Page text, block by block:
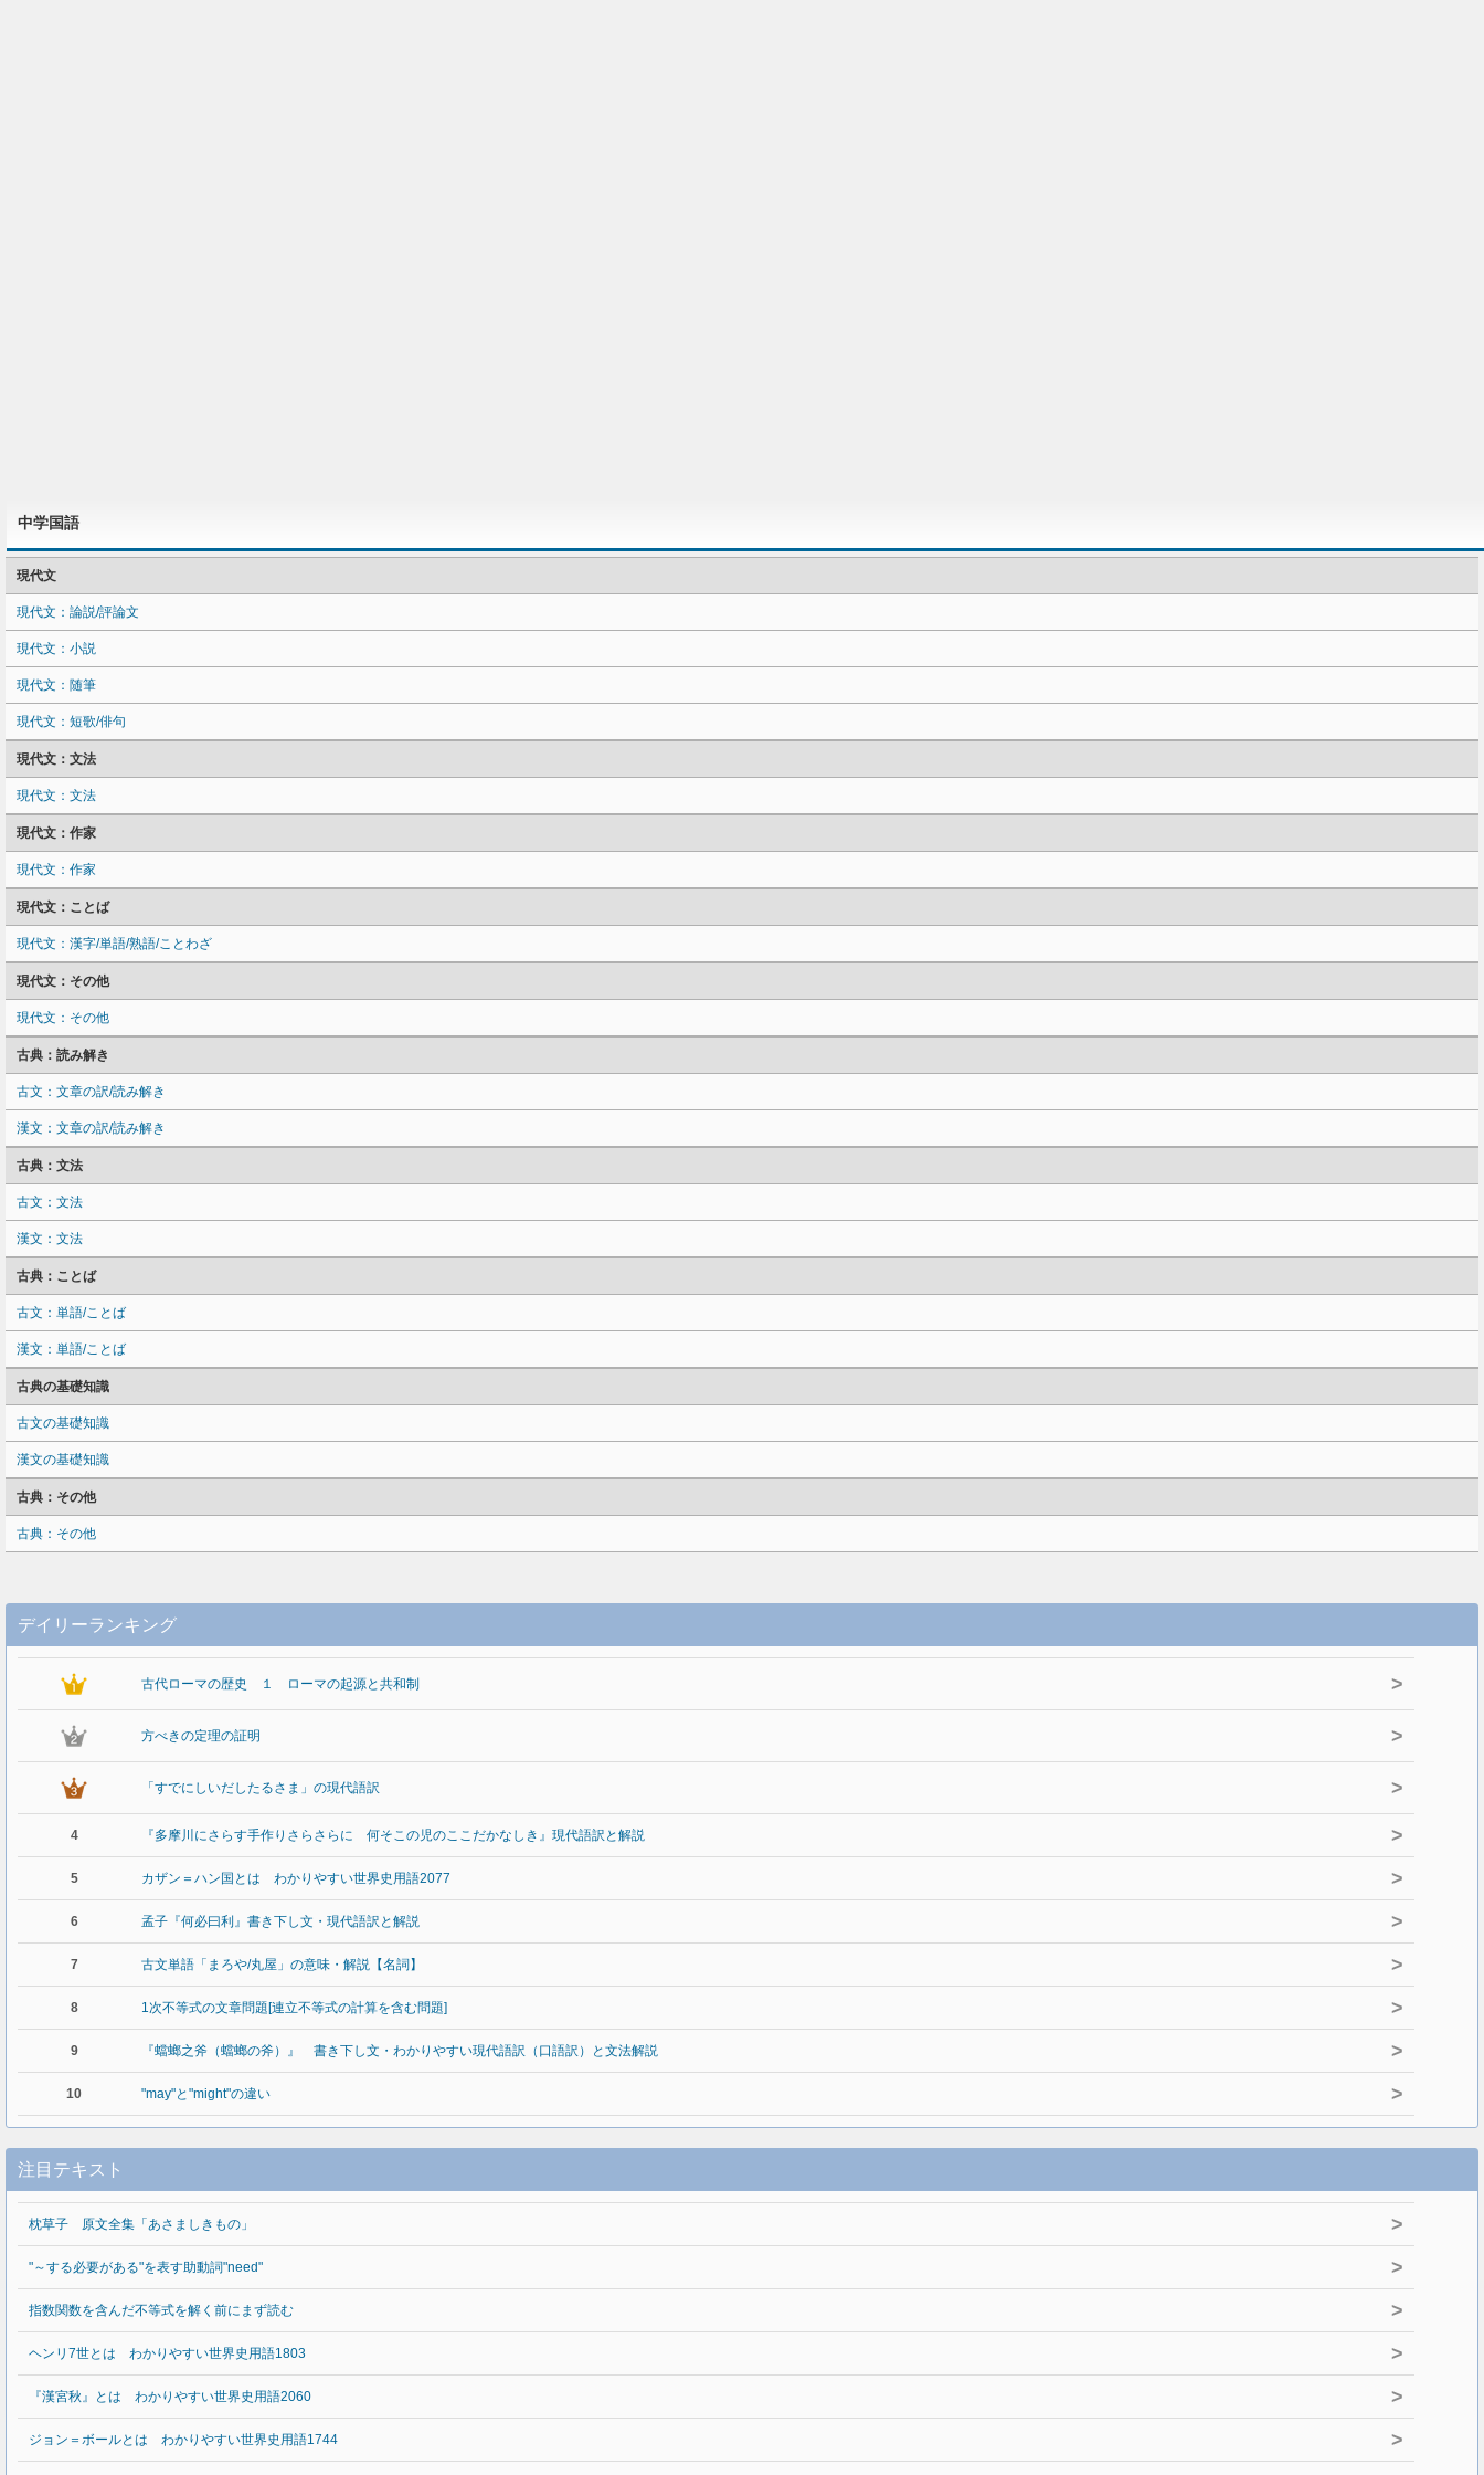
中学国語
現代文
現代文：論説/評論文
現代文：小説
現代文：随筆
現代文：短歌/俳句
現代文：文法
現代文：文法
現代文：作家
現代文：作家
現代文：ことば
現代文：漢字/単語/熟語/ことわざ
現代文：その他
現代文：その他
古典：読み解き
古文：文章の訳/読み解き
漢文：文章の訳/読み解き
古典：文法
古文：文法
漢文：文法
古典：ことば
古文：単語/ことば
漢文：単語/ことば
古典の基礎知識
古文の基礎知識
漢文の基礎知識
古典：その他
古典：その他
デイリーランキング
古代ローマの歴史 １ ローマの起源と共和制 >
方べきの定理の証明 >
「すでにしいだしたるさま」の現代語訳 >
4 『多摩川にさらす手作りさらさらに 何そこの児のここだかなしき』現代語訳と解説 >
5 カザン＝ハン国とは わかりやすい世界史用語2077 >
6 孟子『何必曰利』書き下し文・現代語訳と解説 >
7 古文単語「まろや/丸屋」の意味・解説【名詞】 >
8 1次不等式の文章問題[連立不等式の計算を含む問題] >
9 『蟷螂之斧（蟷螂の斧）』 書き下し文・わかりやすい現代語訳（口語訳）と文法解説 >
10 "may"と"might"の違い >
注目テキスト
枕草子 原文全集「あさましきもの」 >
"～する必要がある"を表す助動詞"need" >
指数関数を含んだ不等式を解く前にまず読む >
ヘンリ7世とは わかりやすい世界史用語1803 >
『漢宮秋』とは わかりやすい世界史用語2060 >
ジョン＝ボールとは わかりやすい世界史用語1744
>